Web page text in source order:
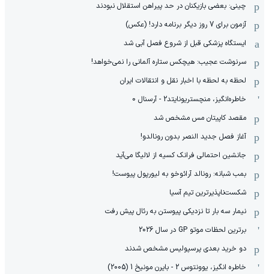
چینی: بعضی بازیکنان در حد پیراهن استقلال نبودند
آزمون برای 7 روز دیگر برنامه دارد! (عکس)
ایستگاه پزشکی قبل از شروع فصل آبی شد
سرنوشت عجیب: هیچکس ستاره آلمانی را نمی‌خواهد!
لحظه به لحظه با اخبار نقل و انتقالات ایران
خاطره‌انگیز، منچستریونایتد2 - آرسنال 0
مقصد کاپیتان مس مشخص شد
آغاز فصل جدید النصر بدون رونالدو!
جانشین احتمالی فرانک کسیه از لالیگا می‌آید
بمب شبانه: رونالد آرائوخو به لیورپول پیوست!
شکست‌ناپذیرترین تیم آسیا
نیمار سه بار تا نزدیکی پیوستن به رئال پیش رفت
برترین لحظات موتو GP در سال 2026
دو خرید بعدی پرسپولیس مشخص شدند
خاطره انگیز، یوونتوس 2 - بایرن مونیخ 1 (2005)